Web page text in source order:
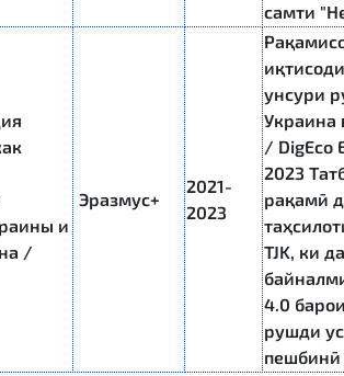
самти
и
/
Эразмус+
2021-
2023
унсури
Украина
/ DigEco
2023
рақамӣ
TJK, ки
4.0
рушди
пешбинӣ